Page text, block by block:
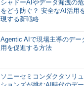
シャドーAIやデータ漏洩の
をどう防ぐ？ 安全なAI活用
現する新戦略
Agentic AIで現場主導のデー
用を促進する方法
ソニーセミコンダクタソリ